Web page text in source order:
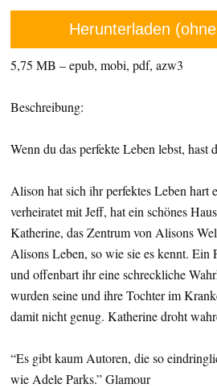
Herunterladen
5,75 MB – epub, mobi, pdf, azw3
Beschreibung:
Wenn du das perfekte Leben lebst, hast
Alison hat sich ihr perfektes Leben hart
verheiratet mit Jeff, hat ein schönes
Katherine, das Zentrum von Alisons
Alisons Leben, so wie sie es kennt. Ein
und offenbart ihr eine schreckliche
wurden seine und ihre Tochter im
damit nicht genug. Katherine droht
“Es gibt kaum Autoren, die so
wie Adele Parks.” Glamour